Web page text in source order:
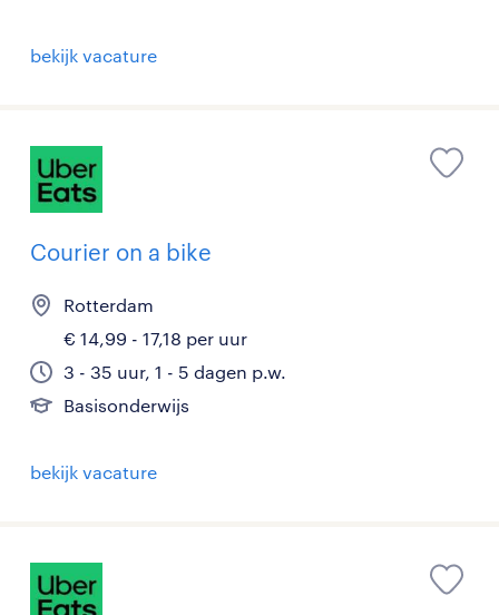
bekijk vacature
Courier on a bike
Rotterdam
€ 14,99 - 17,18 per uur
3 - 35 uur, 1 - 5 dagen p.w.
Basisonderwijs
bekijk vacature